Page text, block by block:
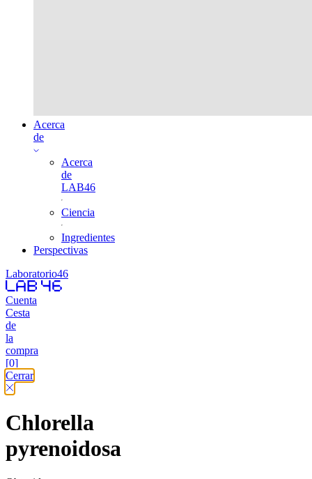
Acerca
de
Acerca
de
LAB46
Ciencia
Ingredientes
Perspectivas
Laboratorio46
Cuenta
Cesta
de
la
compra
[0]
Cerrar
Chlorella
pyrenoidosa